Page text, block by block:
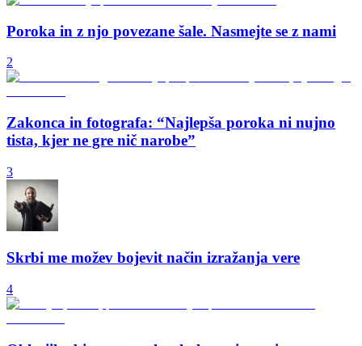
Poroka in z njo povezane šale. Nasmejte se z nami
2
Zakonca in fotografa: “Najlepša poroka ni nujno
tista, kjer ne gre nič narobe”
3
Skrbi me možev bojevit način izražanja vere
4